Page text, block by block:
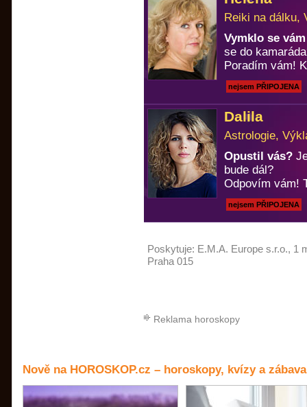
Reiki na dálku,
Vymklo se
se do
Poradím vám!
nejsem PŘIPOJENA
Dalila
Astrologie,
Opustil vás?
bude dál?
Odpovím vám!
nejsem PŘIPOJENA
Poskytuje: E.M.A. Europe s.r.o., 1
Praha 015
Reklama horoskopy
Nově na HOROSKOP.cz – horoskopy, kvízy a zábava